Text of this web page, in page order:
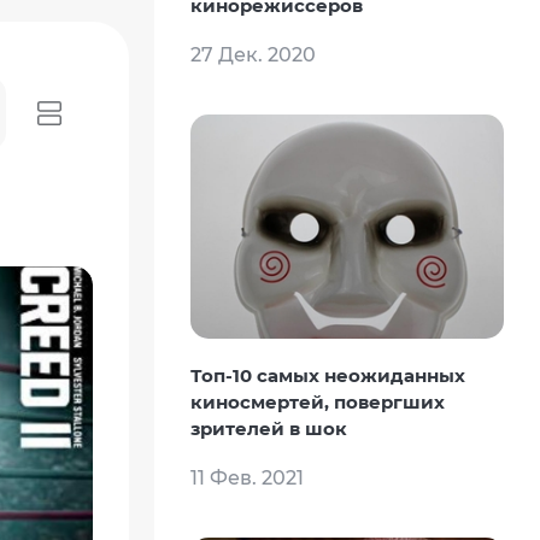
кинорежиссеров
27 Дек. 2020
Топ-10 самых неожиданных
киносмертей, повергших
зрителей в шок
11 Фев. 2021